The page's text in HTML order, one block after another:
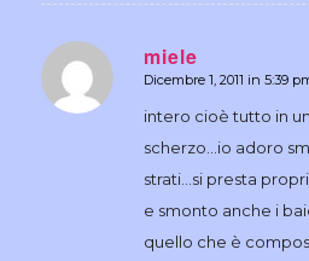
miele
dice:
Dicembre 1, 2011 in 5:39
intero cioè tutto in
scherzo…io adoro
strati…si presta
e smonto anche i
quello che è